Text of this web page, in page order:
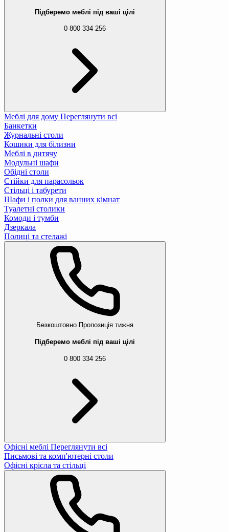
Підберемо меблі під ваші цілі
0 800 334 256
Меблі для дому Переглянути всі
Банкетки
Журнальні столи
Кошики для білизни
Меблі в дитячу
Модульні шафи
Обідні столи
Стійки для парасольок
Стільці і табурети
Шафи і полки для ванних кімнат
Туалетні столики
Комоди і тумби
Дзеркала
Полиці та стелажі
Безкоштовно Пропозиція тижня
Підберемо меблі під ваші цілі
0 800 334 256
Офісні меблі Переглянути всі
Письмові та комп'ютерні столи
Офісні крісла та стільці